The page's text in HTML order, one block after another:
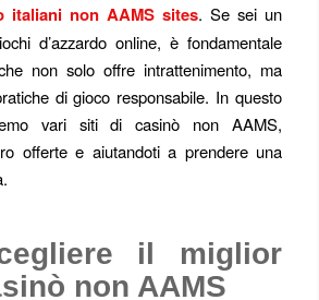
italiani non AAMS sites. Se sei un
d’azzardo online, è fondamentale
non solo offre intrattenimento, ma
di gioco responsabile. In questo
vari siti di casinò non AAMS,
offerte e aiutandoti a prendere una
il miglior
non AAMS